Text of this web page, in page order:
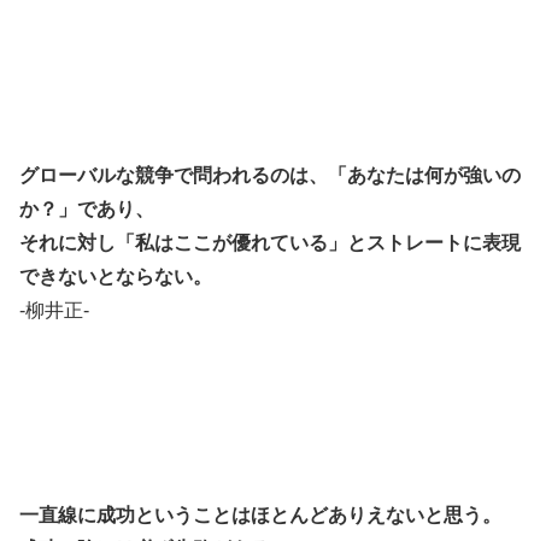
グローバルな競争で問われるのは、「あなたは何が強いの
か？」であり、
それに対し「私はここが優れている」とストレートに表現
できないとならない。
-柳井正-
一直線に成功ということはほとんどありえないと思う。